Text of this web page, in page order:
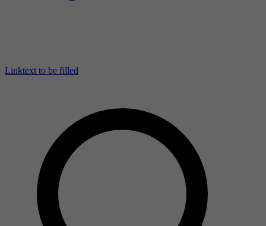
Linktext to be filled